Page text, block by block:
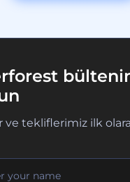
ve tekliflerimiz ilk